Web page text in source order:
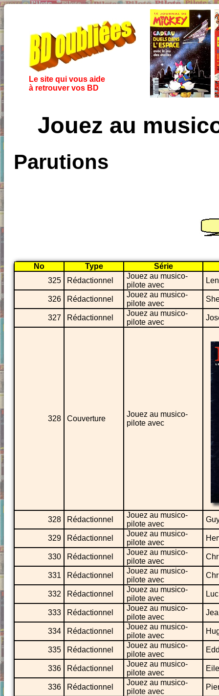
Le site qui vous aide
à retrouver vos BD
Jouez au
Parutions
No Type
Série
325
Rédactionnel
Jouez au musico-
pilote avec
326 Rédactionnel
Jouez au musico-
pilote avec
327 Rédactionnel
Jouez au musico-
pilote avec
328 Couverture
Jouez au musico-
pilote avec
328 Rédactionnel
Jouez au musico-
pilote avec
329 Rédactionnel
Jouez au musico-
pilote avec
330 Rédactionnel
Jouez au musico-
pilote avec
331 Rédactionnel
Jouez au musico-
pilote avec
332 Rédactionnel
Jouez au musico-
pilote avec
333 Rédactionnel
Jouez au musico-
pilote avec
334 Rédactionnel
Jouez au musico-
pilote avec
335 Rédactionnel
Jouez au musico-
pilote avec
336 Rédactionnel
Jouez au musico-
pilote avec
336 Rédactionnel
Jouez au musico-
pilote avec